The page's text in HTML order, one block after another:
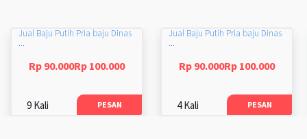
Jual Baju Putih Pria baju Dinas
...
Rp 90.000Rp 100.000
9 Kali PESAN
Jual Baju Putih Pria baju Dinas
...
Rp 90.000Rp 100.000
4 Kali PESAN